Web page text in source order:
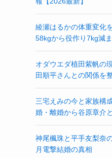
綾瀬はるかの体重変化
58kgから役作り7kg減
オダウエダ植田紫帆の
田順平さんとの関係を
三宅えみの今と家族構
婚・離婚から谷原章介
神尾楓珠と平手友梨奈
月電撃結婚の真相